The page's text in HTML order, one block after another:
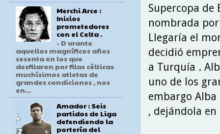
Supercopa de
nombrada por
Llegaría el
decidió
a Turquía .
uno de los
embargo
, dejándola
Merchi Arce :
Inicios
prometedores
con el Celta .
- D urante
aquellos magníficos años
sesenta en los que
desfilaron por filas célticas
muchísimos atletas de
grandes condiciones , nos
en...
Amador : Seis
partidos de Liga
defendiendo la
portería del